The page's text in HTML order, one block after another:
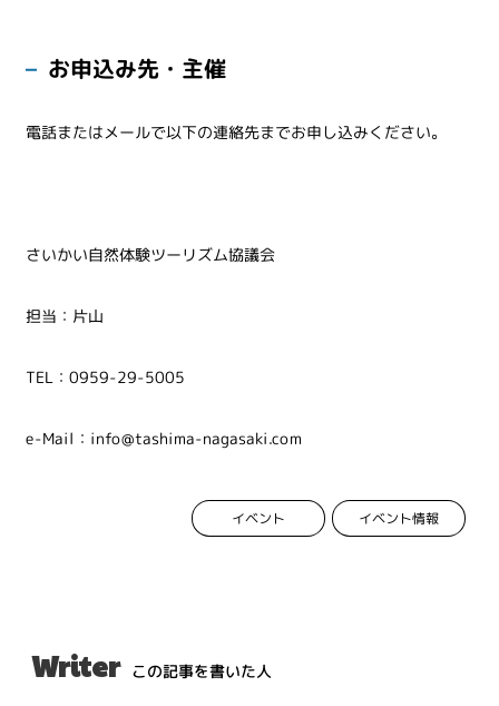
お申込み先・主催
電話またはメールで以下の連絡先までお申し込みください。
さいかい自然体験ツーリズム協議会
担当：片山
TEL：0959-29-5005
e-Mail：info@tashima-nagasaki.com
イベント イベント情報
Writer この記事を書いた人